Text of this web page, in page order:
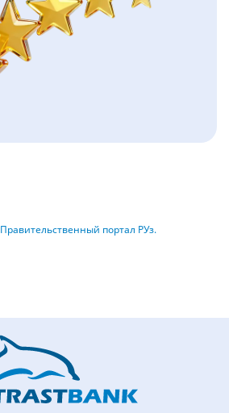
Правительственный портал РУз.